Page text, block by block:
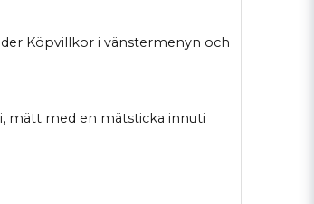
Köpvillkor i vänstermenyn och
mätt med en mätsticka innuti